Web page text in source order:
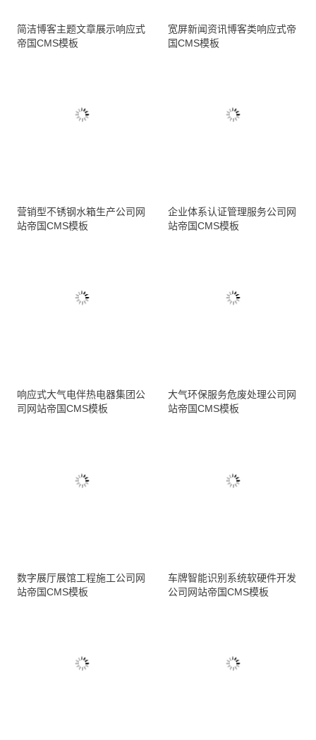
简洁博客主题文章展示响应式
帝国CMS模板
宽屏新闻资讯博客类响应式帝
国CMS模板
营销型不锈钢水箱生产公司网
站帝国CMS模板
企业体系认证管理服务公司网
站帝国CMS模板
响应式大气电伴热电器集团公
司网站帝国CMS模板
大气环保服务危废处理公司网
站帝国CMS模板
数字展厅展馆工程施工公司网
站帝国CMS模板
车牌智能识别系统软硬件开发
公司网站帝国CMS模板